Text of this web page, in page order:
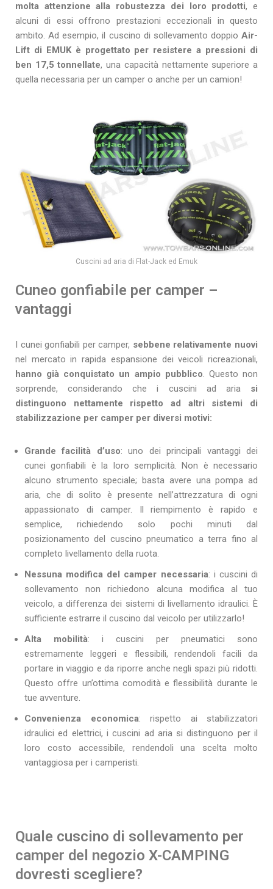
molta attenzione alla robustezza dei loro prodotti, e
alcuni di essi offrono prestazioni eccezionali in questo
ambito. Ad esempio, il cuscino di sollevamento doppio Air-
Lift di EMUK è progettato per resistere a pressioni di
ben 17,5 tonnellate, una capacità nettamente superiore a
quella necessaria per un camper o anche per un camion!
Cuscini ad aria di Flat-Jack ed Emuk
Cuneo gonfiabile per camper –
vantaggi
I cunei gonfiabili per camper, sebbene relativamente nuovi
nel mercato in rapida espansione dei veicoli ricreazionali,
hanno già conquistato un ampio pubblico. Questo non
sorprende, considerando che i cuscini ad aria si
distinguono nettamente rispetto ad altri sistemi di
stabilizzazione per camper per diversi motivi:
Grande facilità d’uso: uno dei principali vantaggi dei
cunei gonfiabili è la loro semplicità. Non è necessario
alcuno strumento speciale; basta avere una pompa ad
aria, che di solito è presente nell’attrezzatura di ogni
appassionato di camper. Il riempimento è rapido e
semplice, richiedendo solo pochi minuti dal
posizionamento del cuscino pneumatico a terra fino al
completo livellamento della ruota.
Nessuna modifica del camper necessaria: i cuscini di
sollevamento non richiedono alcuna modifica al tuo
veicolo, a differenza dei sistemi di livellamento idraulici. È
sufficiente estrarre il cuscino dal veicolo per utilizzarlo!
Alta mobilità: i cuscini per pneumatici sono
estremamente leggeri e flessibili, rendendoli facili da
portare in viaggio e da riporre anche negli spazi più ridotti.
Questo offre un’ottima comodità e flessibilità durante le
tue avventure.
Convenienza economica: rispetto ai stabilizzatori
idraulici ed elettrici, i cuscini ad aria si distinguono per il
loro costo accessibile, rendendoli una scelta molto
vantaggiosa per i camperisti.
Quale cuscino di sollevamento per
camper del negozio X-CAMPING
dovresti scegliere?